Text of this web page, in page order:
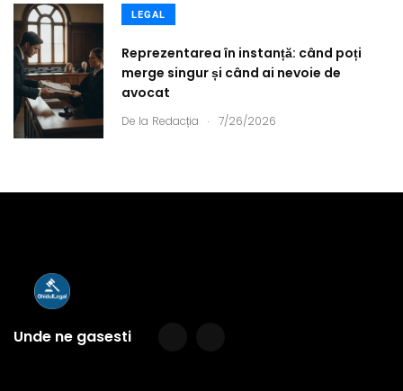
LEGAL
Reprezentarea în instanță: când poți
merge singur și când ai nevoie de
avocat
De la Redacția . 7/26/2026
Unde ne gasesti